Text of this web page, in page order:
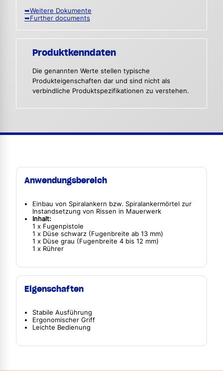
➥Weitere Dokumente
➥Further documents
Produktkenndaten
Die genannten Werte stellen typische
Produkteigenschaften dar und sind nicht als
verbindliche Produktspezifikationen zu verstehen.
Anwendungsbereich
Einbau von Spiralankern bzw. Spiralankermörtel zur
Instandsetzung von Rissen in Mauerwerk
Inhalt:
1 x Fugenpistole
1 x Düse schwarz (Fugenbreite ab 13 mm)
1 x Düse grau (Fugenbreite 4 bis 12 mm)
1 x Rührer
Eigenschaften
Stabile Ausführung
Ergonomischer Griff
Leichte Bedienung